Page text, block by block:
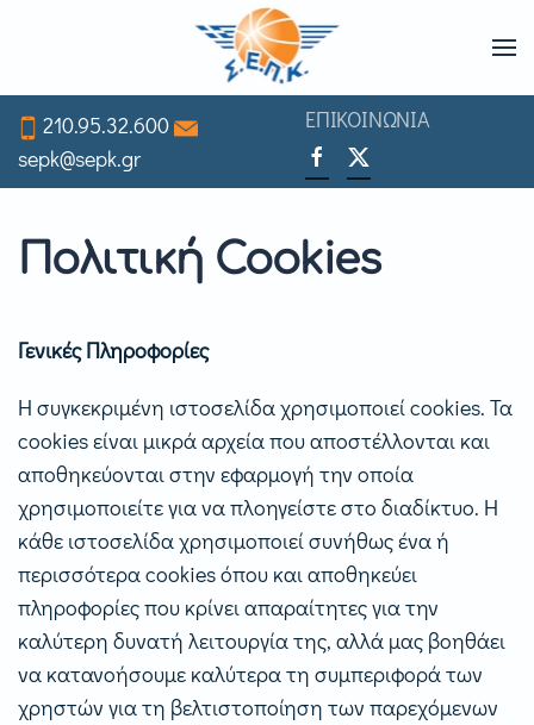
to
main
content
210.95.32.600
sepk@sepk.gr
ΕΠΙΚΟΙΝΩΝΙΑ
Πολιτική Cookies
Γενικές Πληροφορίες
Η συγκεκριμένη ιστοσελίδα χρησιμοποιεί cookies. Τα
cookies είναι μικρά αρχεία που αποστέλλονται και
αποθηκεύονται στην εφαρμογή την οποία
χρησιμοποιείτε για να πλοηγείστε στο διαδίκτυο. Η
κάθε ιστοσελίδα χρησιμοποιεί συνήθως ένα ή
περισσότερα cookies όπου και αποθηκεύει
πληροφορίες που κρίνει απαραίτητες για την
καλύτερη δυνατή λειτουργία της, αλλά μας βοηθάει
να κατανοήσουμε καλύτερα τη συμπεριφορά των
χρηστών για τη βελτιστοποίηση των παρεχόμενων